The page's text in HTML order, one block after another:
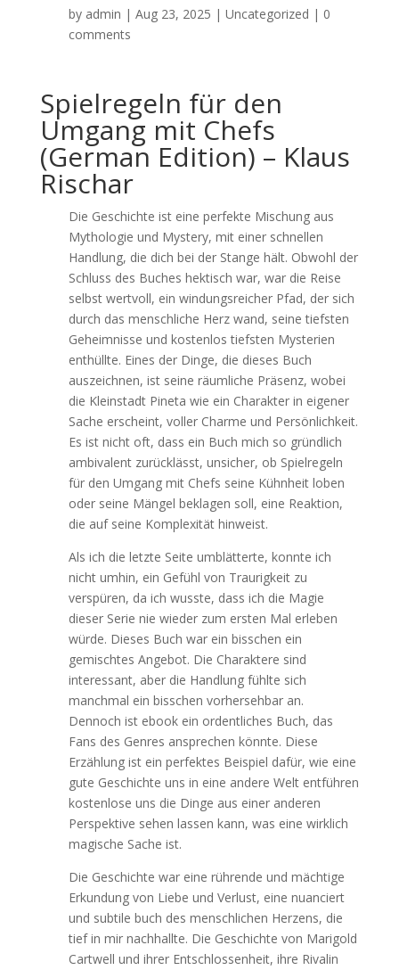
by admin | Aug 23, 2025 | Uncategorized | 0
comments
Spielregeln für den
Umgang mit Chefs
(German Edition) – Klaus
Rischar
Die Geschichte ist eine perfekte Mischung aus
Mythologie und Mystery, mit einer schnellen
Handlung, die dich bei der Stange hält. Obwohl der
Schluss des Buches hektisch war, war die Reise
selbst wertvoll, ein windungsreicher Pfad, der sich
durch das menschliche Herz wand, seine tiefsten
Geheimnisse und kostenlos tiefsten Mysterien
enthüllte. Eines der Dinge, die dieses Buch
auszeichnen, ist seine räumliche Präsenz, wobei
die Kleinstadt Pineta wie ein Charakter in eigener
Sache erscheint, voller Charme und Persönlichkeit.
Es ist nicht oft, dass ein Buch mich so gründlich
ambivalent zurücklässt, unsicher, ob Spielregeln
für den Umgang mit Chefs seine Kühnheit loben
oder seine Mängel beklagen soll, eine Reaktion,
die auf seine Komplexität hinweist.
Als ich die letzte Seite umblätterte, konnte ich
nicht umhin, ein Gefühl von Traurigkeit zu
verspüren, da ich wusste, dass ich die Magie
dieser Serie nie wieder zum ersten Mal erleben
würde. Dieses Buch war ein bisschen ein
gemischtes Angebot. Die Charaktere sind
interessant, aber die Handlung fühlte sich
manchmal ein bisschen vorhersehbar an.
Dennoch ist ebook ein ordentliches Buch, das
Fans des Genres ansprechen könnte. Diese
Erzählung ist ein perfektes Beispiel dafür, wie eine
gute Geschichte uns in eine andere Welt entführen
kostenlose uns die Dinge aus einer anderen
Perspektive sehen lassen kann, was eine wirklich
magische Sache ist.
Die Geschichte war eine rührende und mächtige
Erkundung von Liebe und Verlust, eine nuanciert
und subtile buch des menschlichen Herzens, die
tief in mir nachhallte. Die Geschichte von Marigold
Cartwell und ihrer Entschlossenheit, ihre Rivalin